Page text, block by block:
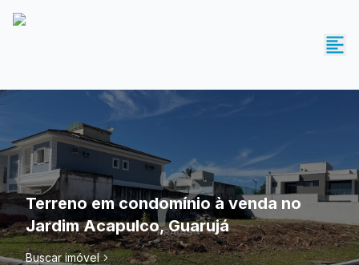
Terreno em condomínio à venda no
Jardim Acapulco, Guarujá
Buscar imóvel